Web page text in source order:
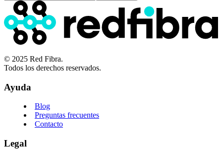
© 2025 Red Fibra.
Todos los derechos reservados.
Ayuda
Blog
Preguntas frecuentes
Contacto
Legal